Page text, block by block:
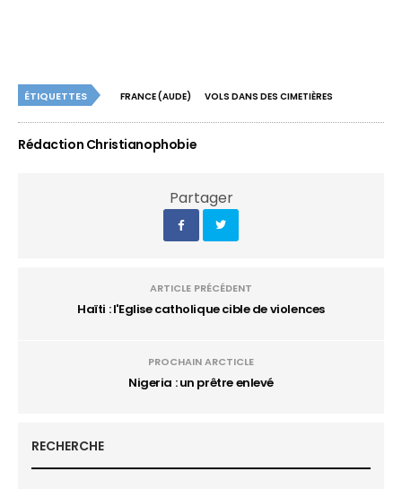
ÉTIQUETTES FRANCE (AUDE) VOLS DANS DES CIMETIÈRES
Rédaction Christianophobie
Partager
ARTICLE PRÉCÉDENT
Haïti : l'Eglise catholique cible de violences
PROCHAIN ARCTICLE
Nigeria : un prêtre enlevé
RECHERCHE